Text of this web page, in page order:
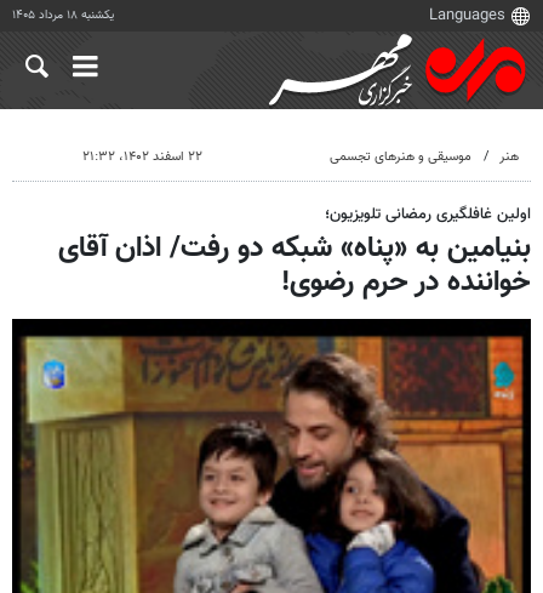
یکشنبه ۱۸ مرداد ۱۴۰۵
هنر موسیقی و هنرهای تجسمی ۲۲ اسفند ۱۴۰۲، ۲۱:۳۲
اولین غافلگیری رمضانی تلویزیون؛
بنیامین به «پناه» شبکه دو رفت/ اذان آقای
خواننده در حرم رضوی!